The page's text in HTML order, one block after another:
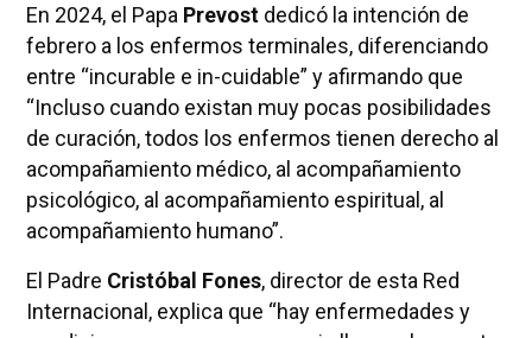
En 2024, el Papa Prevostdedicó la intención de
febrero a los enfermos terminales, diferenciando
entre “incurable e in-cuidable” y afirmando que
“Incluso cuando existan muy pocas posibilidades
de curación, todos los enfermos tienen derecho al
acompañamiento médico, al acompañamiento
psicológico, al acompañamiento espiritual, al
acompañamiento humano”.
El Padre Cristóbal Fones, director de esta Red
Internacional, explica que “hay enfermedades y